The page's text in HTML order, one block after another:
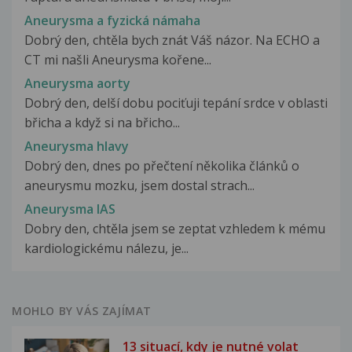
Aneurysma a fyzická námaha
Dobrý den, chtěla bych znát Váš názor. Na ECHO a
CT mi našli Aneurysma kořene...
Aneurysma aorty
Dobrý den, delší dobu pociťuji tepání srdce v oblasti
břicha a když si na břicho...
Aneurysma hlavy
Dobrý den, dnes po přečtení několika článků o
aneurysmu mozku, jsem dostal strach...
Aneurysma IAS
Dobry den, chtěla jsem se zeptat vzhledem k mému
kardiologickému nálezu, je...
MOHLO BY VÁS ZAJÍMAT
13 situací, kdy je nutné volat